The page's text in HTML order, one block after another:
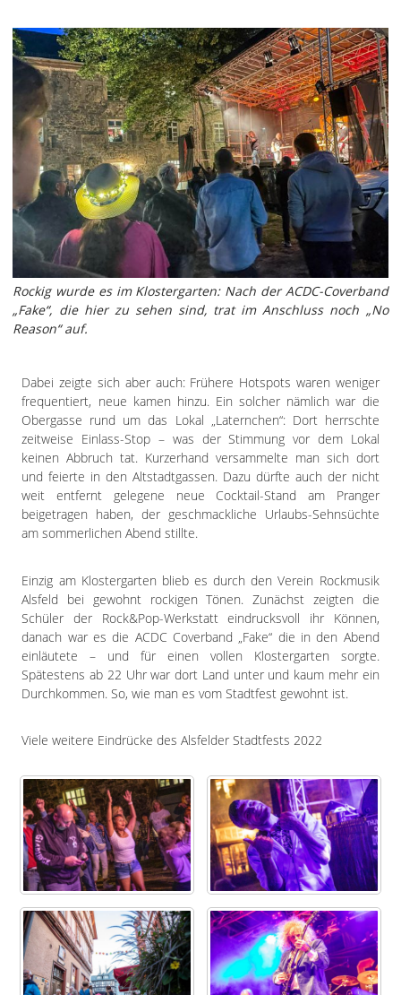
Rockig wurde es im Klostergarten: Nach der ACDC-Coverband
„Fake“, die hier zu sehen sind, trat im Anschluss noch „No
Reason“ auf.
Dabei zeigte sich aber auch: Frühere Hotspots waren weniger
frequentiert, neue kamen hinzu. Ein solcher nämlich war die
Obergasse rund um das Lokal „Laternchen“: Dort herrschte
zeitweise Einlass-Stop – was der Stimmung vor dem Lokal
keinen Abbruch tat. Kurzerhand versammelte man sich dort
und feierte in den Altstadtgassen. Dazu dürfte auch der nicht
weit entfernt gelegene neue Cocktail-Stand am Pranger
beigetragen haben, der geschmackliche Urlaubs-Sehnsüchte
am sommerlichen Abend stillte.
Einzig am Klostergarten blieb es durch den Verein Rockmusik
Alsfeld bei gewohnt rockigen Tönen. Zunächst zeigten die
Schüler der Rock&Pop-Werkstatt eindrucksvoll ihr Können,
danach war es die ACDC Coverband „Fake“ die in den Abend
einläutete – und für einen vollen Klostergarten sorgte.
Spätestens ab 22 Uhr war dort Land unter und kaum mehr ein
Durchkommen. So, wie man es vom Stadtfest gewohnt ist.
Viele weitere Eindrücke des Alsfelder Stadtfests 2022